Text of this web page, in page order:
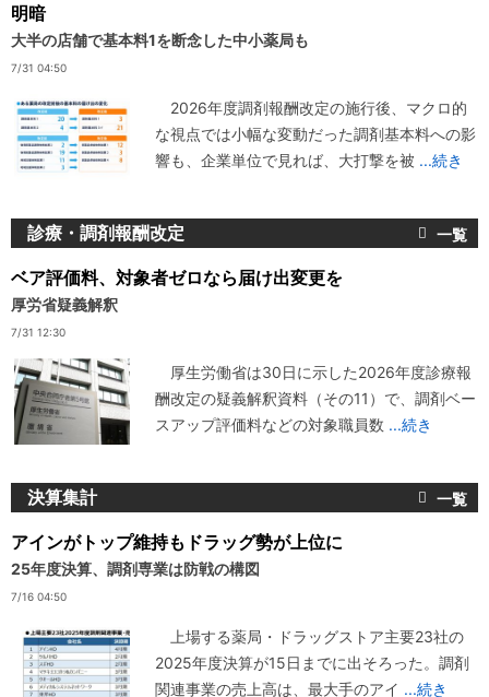
明暗
大半の店舗で基本料1を断念した中小薬局も
7/31 04:50
2026年度調剤報酬改定の施行後、マクロ的
な視点では小幅な変動だった調剤基本料への影
響も、企業単位で見れば、大打撃を被 ...続き
診療・調剤報酬改定
ベア評価料、対象者ゼロなら届け出変更を
厚労省疑義解釈
7/31 12:30
厚生労働省は30日に示した2026年度診療報
酬改定の疑義解釈資料（その11）で、調剤ベー
スアップ評価料などの対象職員数 ...続き
決算集計
アインがトップ維持もドラッグ勢が上位に
25年度決算、調剤専業は防戦の構図
7/16 04:50
上場する薬局・ドラッグストア主要23社の
2025年度決算が15日までに出そろった。調剤
関連事業の売上高は、最大手のアイ ...続き